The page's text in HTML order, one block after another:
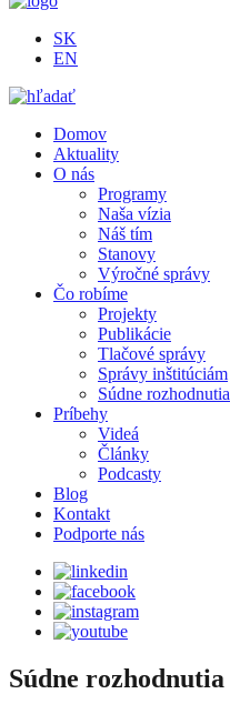
SK
EN
Domov
Aktuality
O nás
Programy
Naša vízia
Náš tím
Stanovy
Výročné správy
Čo robíme
Projekty
Publikácie
Tlačové správy
Správy inštitúciám
Súdne rozhodnutia
Príbehy
Videá
Články
Podcasty
Blog
Kontakt
Podporte nás
Súdne rozhodnutia